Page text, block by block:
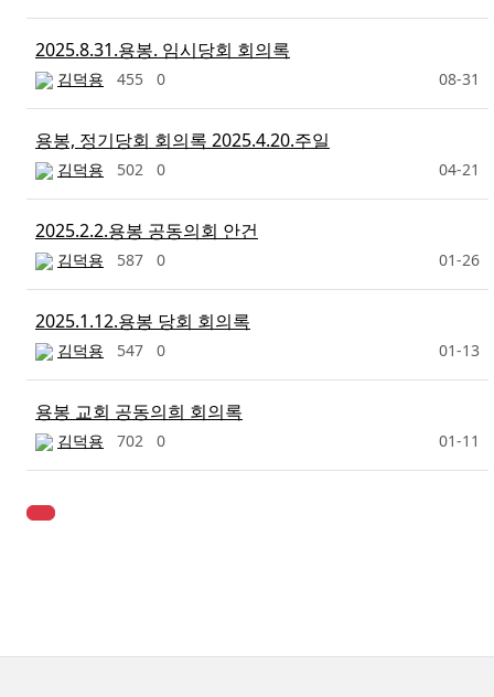
2025.8.31.용봉. 임시당회 회의록
김덕용 455 0 08-31
용봉, 정기당회 회의록 2025.4.20.주일
김덕용 502 0 04-21
2025.2.2.용봉 공동의회 안건
김덕용 587 0 01-26
2025.1.12.용봉 당회 회의록
김덕용 547 0 01-13
용봉 교회 공동의희 회의록
김덕용 702 0 01-11